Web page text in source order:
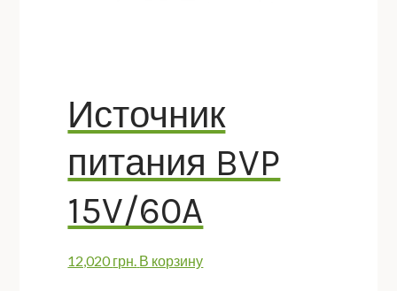
Источник
питания BVP
15V/60A
12,020грн. В корзину